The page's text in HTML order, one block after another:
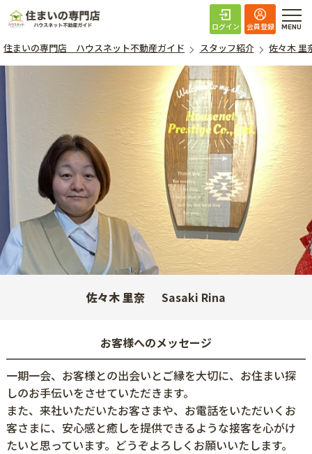
住まいの専門店 ハ
ログイン 会員登録
住まいの専門店 ハウスネット不動産ガイド スタッフ紹介 佐々木 里
佐々木 里奈 Sasaki Rina
お客様へのメッセージ
一期一会、お客様との出会いとご縁を大切に、お住まい探
しのお手伝いをさせていただきます。
また、来社いただいたお客さまや、お電話をいただいくお
客さまに、安心感と癒しを提供できるような接客を心がけ
たいと思っています。どうぞよろしくお願いいたします。